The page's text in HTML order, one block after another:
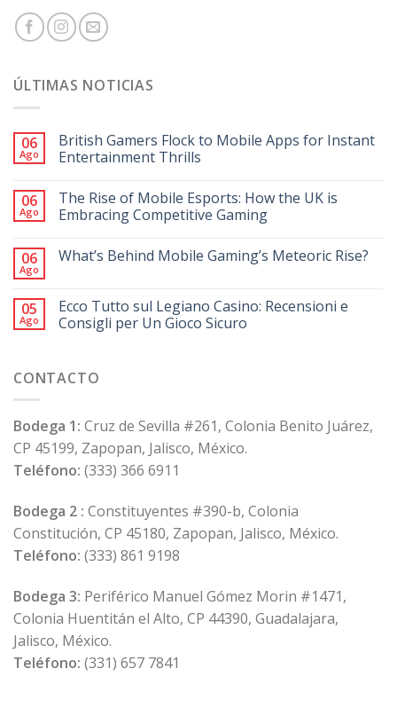
ÚLTIMAS NOTICIAS
06
Ago
British Gamers Flock to Mobile Apps for Instant
Entertainment Thrills
06
Ago
The Rise of Mobile Esports: How the UK is
Embracing Competitive Gaming
06
Ago
What’s Behind Mobile Gaming’s Meteoric Rise?
05
Ago
Ecco Tutto sul Legiano Casino: Recensioni e
Consigli per Un Gioco Sicuro
CONTACTO
Bodega 1: Cruz de Sevilla #261, Colonia Benito Juárez,
CP 45199, Zapopan, Jalisco, México.
Teléfono: (333) 366 6911
Bodega 2 : Constituyentes #390-b, Colonia
Constitución, CP 45180, Zapopan, Jalisco, México.
Teléfono: (333) 861 9198
Bodega 3: Periférico Manuel Gómez Morin #1471,
Colonia Huentitán el Alto, CP 44390, Guadalajara,
Jalisco, México.
Teléfono: (331) 657 7841